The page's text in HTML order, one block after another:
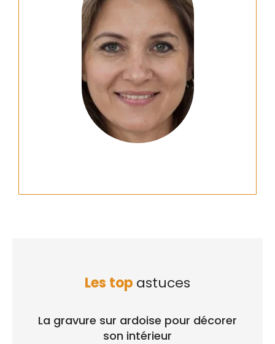
Les top astuces
La gravure sur ardoise pour décorer
son intérieur